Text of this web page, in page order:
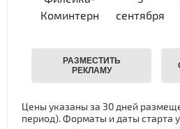
Цены указаны за 30 дней
период). Форматы и даты старта